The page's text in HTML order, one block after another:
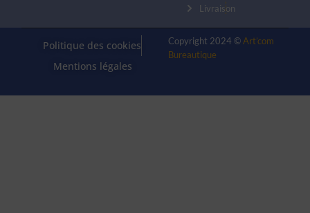
Livraison
Politique des cookies
Mentions légales
Copyright 2024 © Art’com
Bureautique